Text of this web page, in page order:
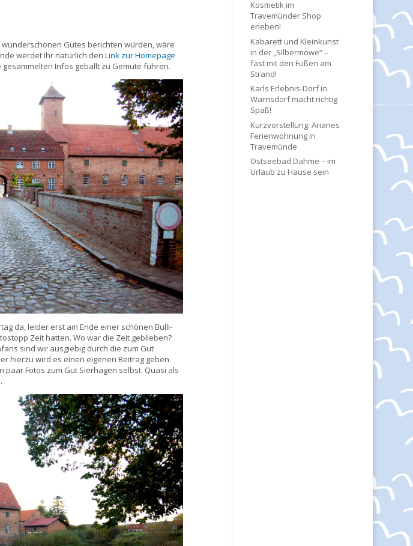
Gutes berichten würden, wäre
werdet Ihr natürlich denLink zur Homepage
Infos geballt zu Gemüte führen.
da, leider erst am Ende einer schönen Bulli-
Zeit hatten. Wo war die Zeit geblieben?
sind wir ausgiebig durch die zum Gut
hierzu wird es einen eigenen Beitrag geben.
paar Fotos zum Gut Sierhagen selbst. Quasi als
Kosmetik im
Travemünder Shop
erleben!
Kabarett und Kleinkunst
in der „Silbermöwe“ –
fast mit den Füßen am
Strand!
Karls Erlebnis-Dorf in
Warnsdorf macht richtig
Spaß!
Kurzvorstellung: Arianes
Ferienwohnung in
Travemünde
Ostseebad Dahme – im
Urlaub zu Hause sein